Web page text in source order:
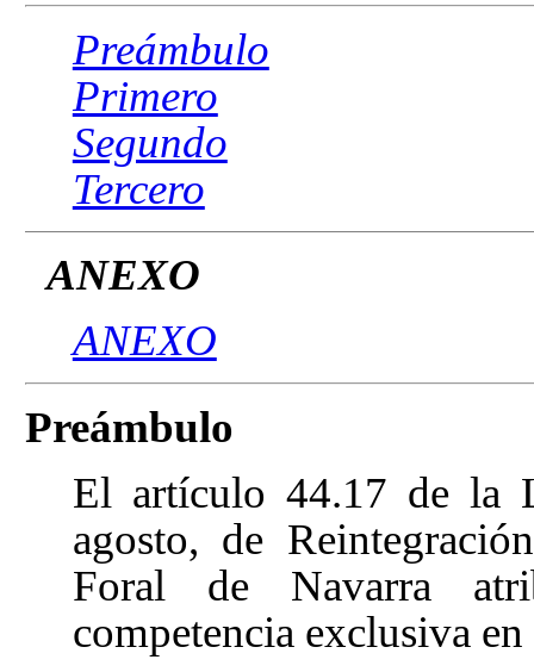
Preámbulo
Primero
Segundo
Tercero
ANEXO
ANEXO
Preámbulo
El artículo 44.17 de la
agosto, de
Foral de Navarra
competencia exclusiva